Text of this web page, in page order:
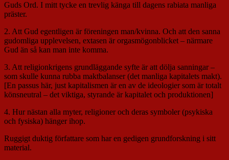
Guds Ord. I mitt tycke en trevlig känga till dagens rabiata manliga
präster.
2. Att Gud egentligen är föreningen man/kvinna. Och att den sanna
gudomliga upplevelsen, extasen är orgasmögonblicket – närmare
Gud än så kan man inte komma.
3. Att religionkrigens grundläggande syfte är att dölja sanningar –
som skulle kunna rubba maktbalanser (det manliga kapitalets makt).
[En passus här, just kapitalismen är en av de ideologier som är totalt
könsneutral – det viktiga, styrande är kapitalet och produktionen]
4. Hur nästan alla myter, religioner och deras symboler (psykiska
och fysiska) hänger ihop.
Ruggigt duktig författare som har en gedigen grundforskning i sitt
material.